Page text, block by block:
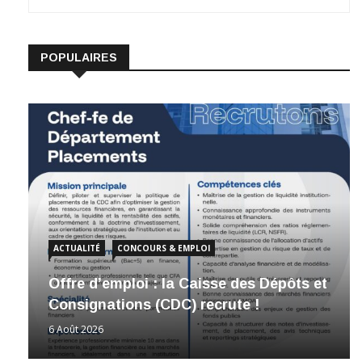
POPULAIRES
ACTUALITÉ CONCOURS & EMPLOI
Offre d’emploi : la Caisse des Dépôts et
Consignations (CDC) recrute !
6 Août 2026